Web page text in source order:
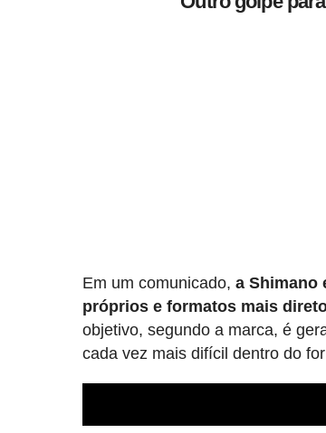
Em um comunicado,a Shimano
próprios e formatos mais
objetivo, segundo a marca, é
cada vez mais difícil dentro do